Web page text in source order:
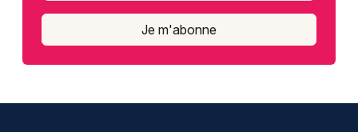
Je m'abonne